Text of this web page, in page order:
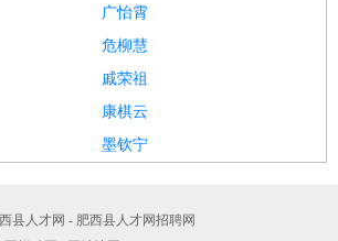
广怡霄
危柳慧
戚荣祖
康棋云
墨钦宁
县人才网 - 肥西县人才网招聘网